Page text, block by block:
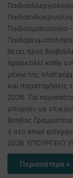
Παιδοαιματολογία
θέτει προς
προσκαλεί κάθε
μέσω της
και παρατηρήσεις
2026. Για
μπορούν να
Βοηθός
ή στο email
2026 ΥΠΟΥΡΓΕΙΟ
Περισσότερα »